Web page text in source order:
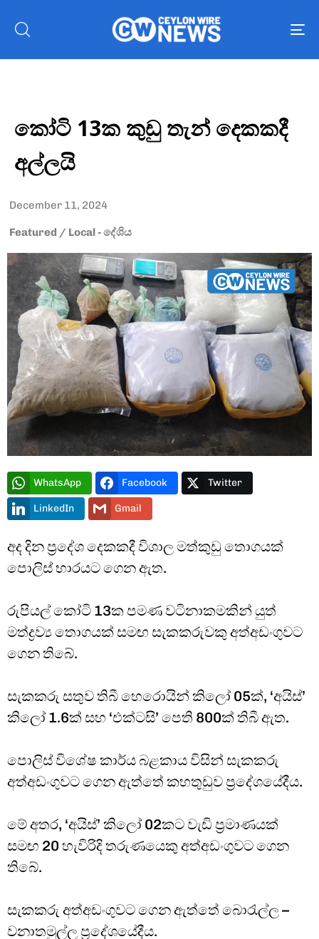
Type and hit enter
කෝටි 13ක කුඩු තැන් දෙකකදී
අල්ලයි
December 11, 2024
Featured / Local - දේශිය
WhatsApp Facebook Twitter
LinkedIn Gmail
අද දින ප්‍රදේශ දෙකකදී විශාල මත්කුඩු තොගයක්
පොලිස් භාරයට ගෙන ඇත.
රුපියල් කෝටි 13ක පමණ වටිනාකමකින් යුත්
මත්ද්‍රව්‍ය තොගයක් සමඟ සැකකරුවකු අත්අඩංගුවට
ගෙන තිබේ.
සැකකරු සතුව තිබී හෙරොයින් කිලෝ 05ක්, ‘අයිස්’
කිලෝ 1.6ක් සහ ‘එක්ටසි’ පෙති 800ක් තිබී ඇත.
පොලිස් විශේෂ කාර්ය බළකාය විසින් සැකකරු
අත්අඩංගුවට ගෙන ඇත්තේ කහතුඩුව ප්‍රදේශයේදීය.
මේ අතර, ‘අයිස්’ කිලෝ 02කට වැඩි ප්‍රමාණයක්
සමඟ 20 හැවිරිදි තරුණයෙකු අත්අඩංගුවට ගෙන
තිබේ.
සැකකරු අත්අඩංගුවට ගෙන ඇත්තේ බොරැල්ල –
වනාතමුල්ල ප්‍රදේශයේදීය.